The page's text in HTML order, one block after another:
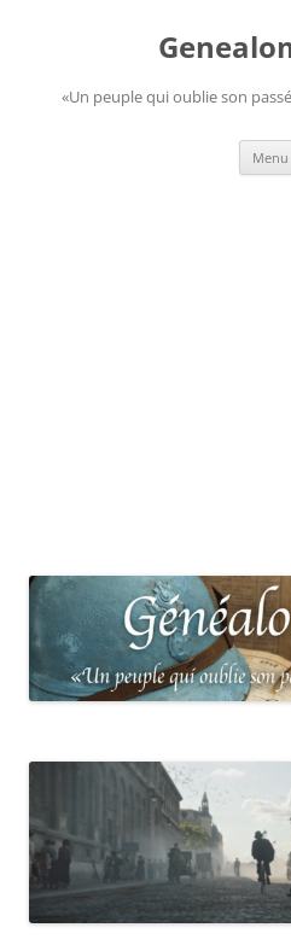
«Un peuple qui oublie son
Menu